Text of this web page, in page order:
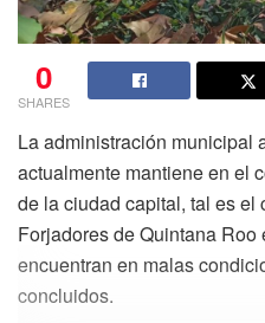
0
SHARES
La administración municipal
actualmente mantiene en el
de la ciudad capital, tal es
Forjadores de Quintana
encuentran en malas
concluidos.